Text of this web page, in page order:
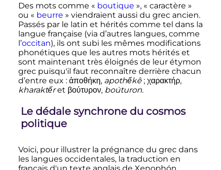
Des mots comme « boutique », « caractère »
ou « beurre » viendraient aussi du grec ancien.
Passés par le latin et hérités comme tel dans la
langue française (via d’autres langues, comme
l’occitan), ils ont subi les mêmes modifications
phonétiques que les autres mots hérités et
sont maintenant très éloignés de leur étymon
grec puisqu'il faut reconnaître derrière chacun
d’entre eux : ἀποθήκη, apothếkê ; χαρακτήρ,
kharaktếret βούτυρον, boúturon.
Le dédale synchrone du cosmos
politique
Voici, pour illustrer la prégnance du grec dans
les langues occidentales, la traduction en
français d'un texte anglais de Xenophón